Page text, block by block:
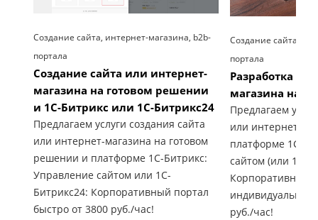
Создание сайта, интернет-магазина, b2b-
портала
Создание сайта или интернет-
магазина на готовом решении
и 1С-Битрикс или 1С-Битрикс24
Предлагаем услуги создания сайта
или интернет-магазина на готовом
решении и платформе 1С-Битрикс:
Управление сайтом или 1С-
Битрикс24: Корпоративный портал
быстро от 3800 руб./час!
Создание сайта,
портала
Разработка
магазина на
Предлагаем
или интернет-
платформе 1С-
сайтом (или 1С-
Корпоративный
индивидуальные
руб./час!